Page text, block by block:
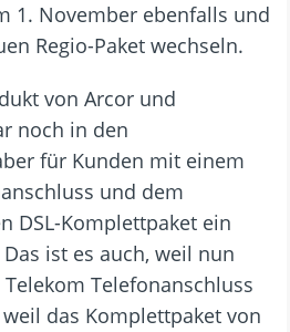
1. November ebenfalls und
Regio-Paket wechseln.
von Arcor und
noch in den
für Kunden mit einem
und dem
DSL-Komplettpaket ein
ist es auch, weil nun
Telefonanschluss
das Komplettpaket von